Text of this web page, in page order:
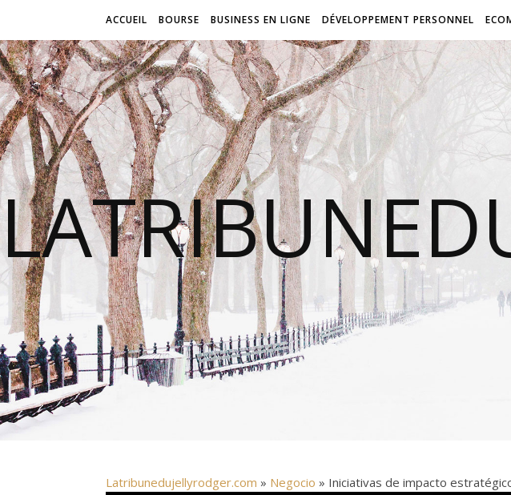
ACCUEIL BOURSE BUSINESS EN LIGNE DÉVELOPPEMENT PERSONNEL
Latribunedujellyrodger.com » Negocio » Iniciativas de impacto